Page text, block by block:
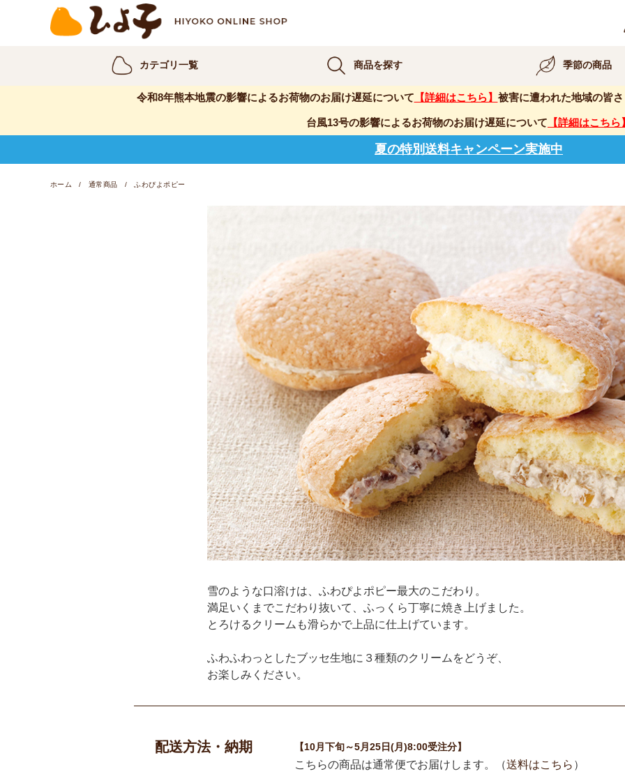
カテゴリ一覧 商品を探す 季節の商品
令和8年熊本地震の影響によるお荷物のお届け遅延について 【詳細はこちら】 被害に遭われた地域の皆
台風13号の影響によるお荷物のお届け遅延について 【詳細はこちら
夏の特別送料キャンペーン実施中
ホーム 通常商品 ふわぴよポピー
雪のような口溶けは、ふわぴよポピー最大のこだわり。
満足いくまでこだわり抜いて、ふっくら丁寧に焼き上げました。
とろけるクリームも滑らかで上品に仕上げています。
ふわふわっとしたブッセ生地に３種類のクリームをどうぞ、
お楽しみください。
配送方法・納期 【10月下旬～5月25日(月)8:00受注分】
こちらの商品は通常便でお届けします。（送料はこちら ）